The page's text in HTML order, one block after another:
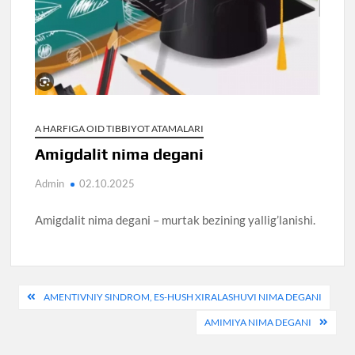
A HARFIGA OID TIBBIYOT ATAMALARI
Amigdalit nima degani
Admin 02.10.2025
Amigdalit nima degani – murtak bezining yallig’lanishi.
PostAMENTIVNIY SINDROM, ES-HUSH XIRALASHUVI NIMA DEGANI
AMIMIYA NIMA DEGANI